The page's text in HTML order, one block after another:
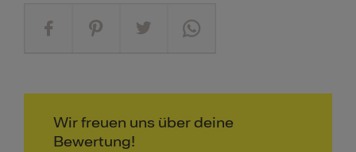
Wir freuen uns über deine
Bewertung!